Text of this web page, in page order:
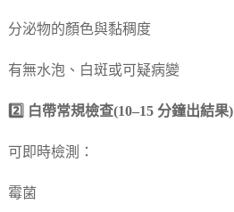
分泌物的顏色與黏稠度
有無水泡、白斑或可疑病變
2️⃣ 白帶常規檢查(10–15 分鐘出結果)
可即時檢測：
霉菌